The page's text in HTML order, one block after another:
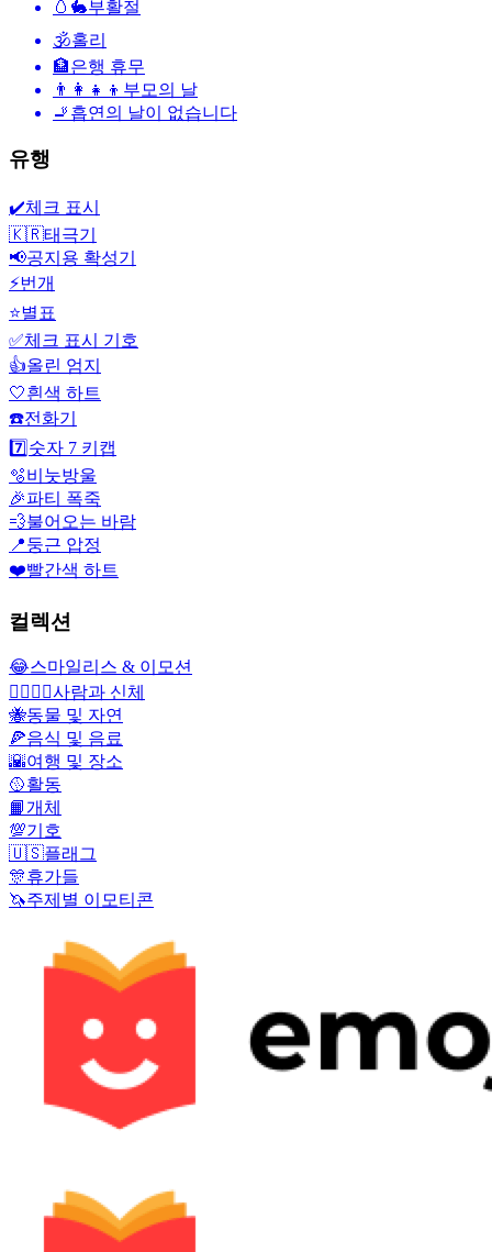
🥚🐇부활절
🕉홀리
🏦은행 휴무
👨‍👩‍👧‍👦 부모의 날
🚬 흡연의 날이 없습니다
유행
✔️체크 표시
🇰🇷태극기
📢공지용 확성기
⚡번개
⭐별표
✅체크 표시 기호
👍올린 엄지
🤍흰색 하트
☎️전화기
7️⃣ 숫자 7 키캡
🫧비눗방울
🎉파티 폭죽
💨불어오는 바람
📍둥근 압정
❤️빨간색 하트
컬렉션
😂스마일리스 & 이모션
👩‍❤️‍💋‍👨사람과 신체
🐝동물 및 자연
🍕음식 및 음료
🌇여행 및 장소
🥎활동
📙개체
💯기호
🇺🇸플래그
🎊휴가들
🦄주제별 이모티콘